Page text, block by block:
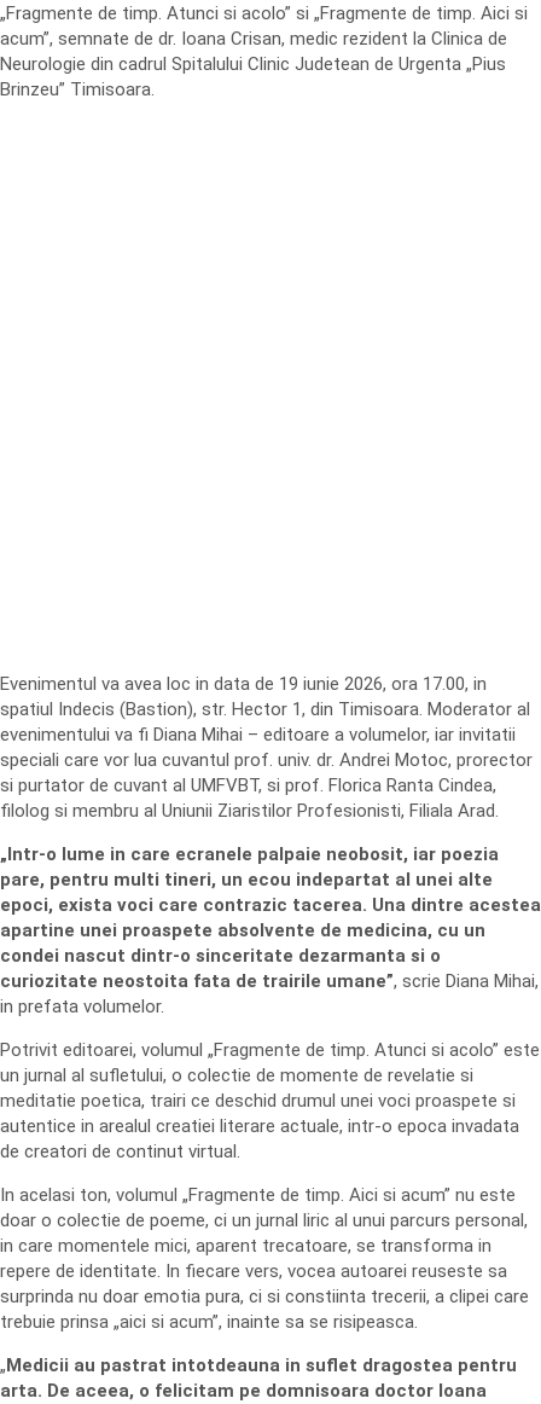
„Fragmente de timp. Atunci si acolo” si „Fragmente de timp. Aici si
acum”, semnate de dr. Ioana Crisan, medic rezident la Clinica de
Neurologie din cadrul Spitalului Clinic Judetean de Urgenta „Pius
Brinzeu” Timisoara.
Evenimentul va avea loc in data de 19 iunie 2026, ora 17.00, in
spatiul Indecis (Bastion), str. Hector 1, din Timisoara. Moderator al
evenimentului va fi Diana Mihai – editoare a volumelor, iar invitatii
speciali care vor lua cuvantul prof. univ. dr. Andrei Motoc, prorector
si purtator de cuvant al UMFVBT, si prof. Florica Ranta Cindea,
filolog si membru al Uniunii Ziaristilor Profesionisti, Filiala Arad.
„Intr-o lume in care ecranele palpaie neobosit, iar poezia
pare, pentru multi tineri, un ecou indepartat al unei alte
epoci, exista voci care contrazic tacerea. Una dintre acestea
apartine unei proaspete absolvente de medicina, cu un
condei nascut dintr-o sinceritate dezarmanta si o
curiozitate neostoita fata de trairile umane”, scrie Diana Mihai,
in prefata volumelor.
Potrivit editoarei, volumul „Fragmente de timp. Atunci si acolo” este
un jurnal al sufletului, o colectie de momente de revelatie si
meditatie poetica, trairi ce deschid drumul unei voci proaspete si
autentice in arealul creatiei literare actuale, intr-o epoca invadata
de creatori de continut virtual.
In acelasi ton, volumul „Fragmente de timp. Aici si acum” nu este
doar o colectie de poeme, ci un jurnal liric al unui parcurs personal,
in care momentele mici, aparent trecatoare, se transforma in
repere de identitate. In fiecare vers, vocea autoarei reuseste sa
surprinda nu doar emotia pura, ci si constiinta trecerii, a clipei care
trebuie prinsa „aici si acum”, inainte sa se risipeasca.
„Medicii au pastrat intotdeauna in suflet dragostea pentru
arta. De aceea, o felicitam pe domnisoara doctor Ioana